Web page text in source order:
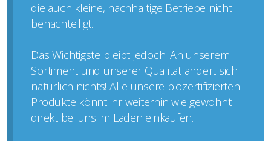
die auch kleine, nachhaltige Betriebe nicht
benachteiligt.
Das Wichtigste bleibt jedoch. An unserem
Sortiment und unserer Qualität ändert sich
natürlich nichts! Alle unsere biozertifizierten
Produkte könnt ihr weiterhin wie gewohnt
direkt bei uns im Laden einkaufen.